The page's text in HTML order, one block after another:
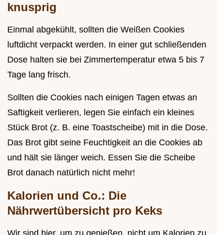
knusprig
Einmal abgekühlt, sollten die Weißen Cookies
luftdicht verpackt werden. In einer gut schließenden
Dose halten sie bei Zimmertemperatur etwa 5 bis 7
Tage lang frisch.
Sollten die Cookies nach einigen Tagen etwas an
Saftigkeit verlieren, legen Sie einfach ein kleines
Stück Brot (z. B. eine Toastscheibe) mit in die Dose.
Das Brot gibt seine Feuchtigkeit an die Cookies ab
und hält sie länger weich. Essen Sie die Scheibe
Brot danach natürlich nicht mehr!
Kalorien und Co.: Die
Nährwertübersicht pro Keks